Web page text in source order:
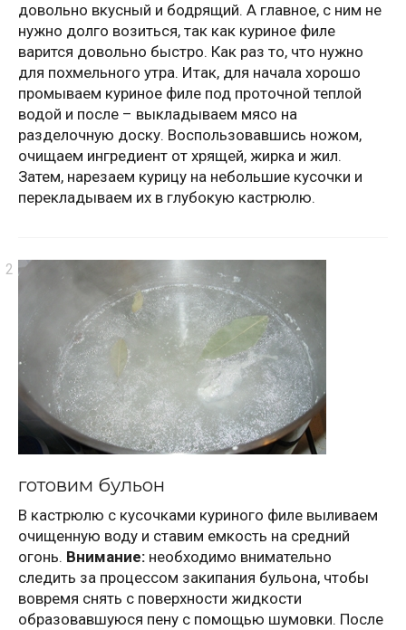
довольно вкусный и бодрящий. А главное, с ним не
нужно долго возиться, так как куриное филе
варится довольно быстро. Как раз то, что нужно
для похмельного утра. Итак, для начала хорошо
промываем куриное филе под проточной теплой
водой и после – выкладываем мясо на
разделочную доску. Воспользовавшись ножом,
очищаем ингредиент от хрящей, жирка и жил.
Затем, нарезаем курицу на небольшие кусочки и
перекладываем их в глубокую кастрюлю.
готовим бульон
В кастрюлю с кусочками куриного филе выливаем
очищенную воду и ставим емкость на средний
огонь. Внимание: необходимо внимательно
следить за процессом закипания бульона, чтобы
вовремя снять с поверхности жидкости
образовавшуюся пену с помощью шумовки. После